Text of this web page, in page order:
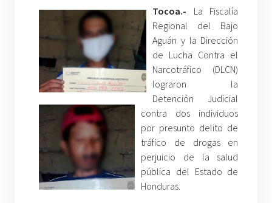
Tocoa.- La Fiscalía
Regional del Bajo
Aguán y la Dirección
de Lucha Contra el
Narcotráfico (DLCN)
lograron la
Detención Judicial
contra dos individuos
por presunto delito de
tráfico de drogas en
perjuicio de la salud
pública del Estado de
Honduras.